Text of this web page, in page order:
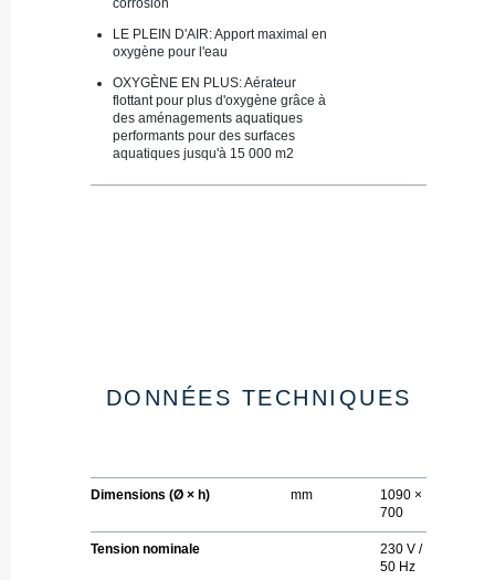
LE PLEIN D'AIR​​: Apport maximal en
oxygène pour l'eau
OXYGÈNE EN PLUS: ​​Aérateur
flottant pour plus d'oxygène grâce à
des aménagements aquatiques
performants pour des surfaces
aquatiques jusqu'à 15 000 m2
DONNÉES TECHNIQUES
Dimensions (Ø × h) mm
1090 ×
700
Tension nominale
230 V /
50 Hz